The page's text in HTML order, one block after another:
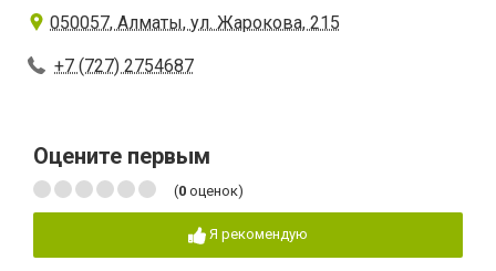
050057, Алматы, ул. Жарокова, 215
+7 (727) 2754687
Оцените первым
(0 оценок)
Я рекомендую